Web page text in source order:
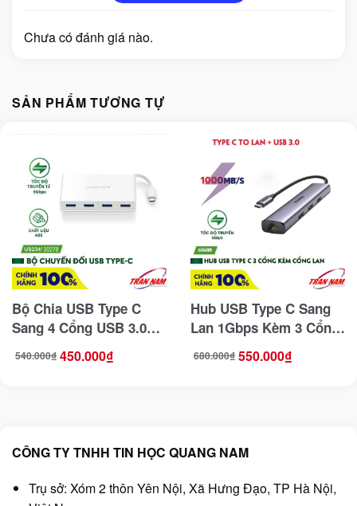
Chưa có đánh giá nào.
SẢN PHẨM TƯƠNG TỰ
Bộ Chia USB Type C
Sang 4 Cổng USB 3.0
Nguồn 1 Cổng USB C
540.000₫
Giá
gốc 450.000₫
Giá
hiện
Hub USB Type C Sang
Lan 1Gbps Kèm 3 Cổng
680.000₫
Giá
gốc 550.000₫
Giá
hiện
CÔNG TY TNHH TIN HỌC QUANG NAM
Trụ sở: Xóm 2 thôn Yên Nội, Xã Hưng Đạo, TP Hà Nội,